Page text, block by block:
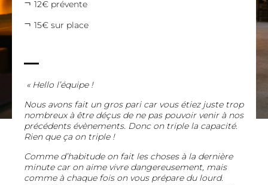
12€ prévente
15€ sur place
« Hello l’équipe !
Nous avons fait un gros pari car vous étiez juste trop
nombreux à être déçus de ne pas pouvoir venir à nos
précédents évènements. Donc on triple la capacité.
Rien que ça on triple !
Comme d’habitude on fait les choses à la dernière
minute car on aime vivre dangereusement, mais
comme à chaque fois on vous prépare du lourd.